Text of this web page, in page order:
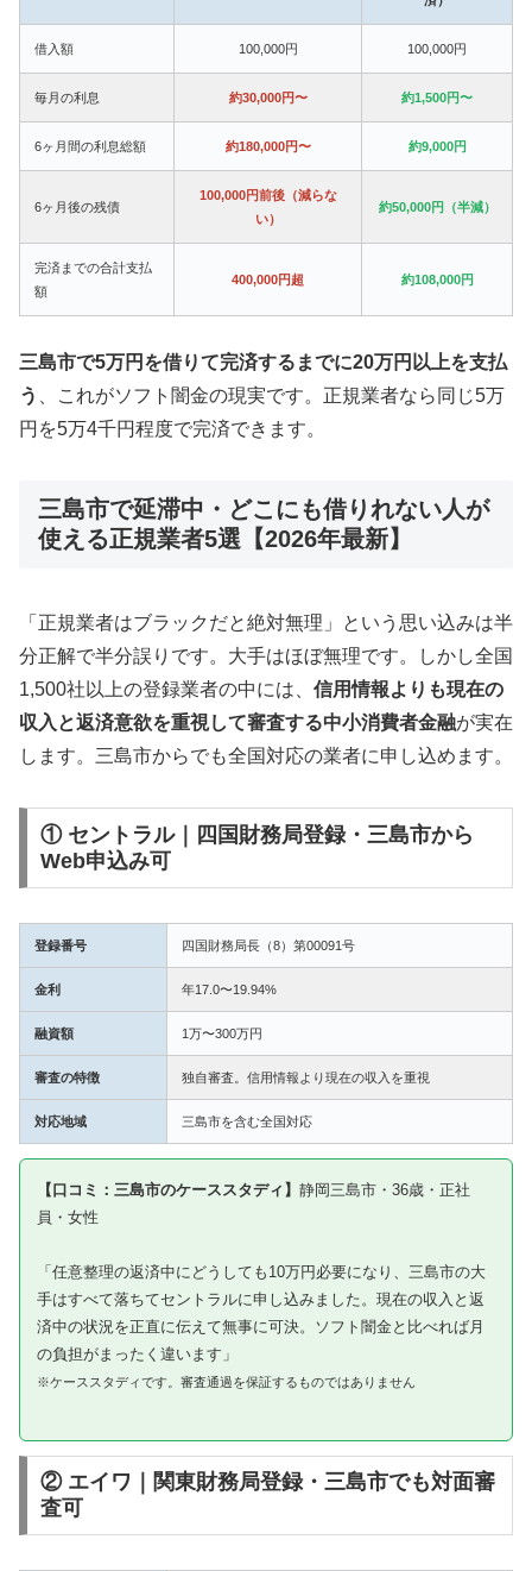
借入額 100,000円 100,000円
毎月の利息 約30,000円〜 約1,500円〜
6ヶ月間の利息総額 約180,000円〜 約9,000円
6ヶ月後の残債
100,000円前後（減らな
い）
約50,000円（半減）
完済までの合計支払
額
400,000円超 約108,000円
三島市で5万円を借りて完済するまでに20万円以上を支払
う
、これがソフト闇金の現実です。正規業者なら同じ5万
円を5万4千円程度で完済できます。
三島市で延滞中・どこにも借りれない人が
使える正規業者5選【2026年最新】
「正規業者はブラックだと絶対無理」という思い込みは半
分正解で半分誤りです。大手はほぼ無理です。しかし全国
1,500社以上の登録業者の中には、 信用情報よりも現在の
収入と返済意欲を重視して審査する中小消費者金融が実在
します。三島市からでも全国対応の業者に申し込めます。
① セントラル｜四国財務局登録・三島市から
Web申込み可
登録番号 四国財務局長（8）第00091号
金利 年17.0〜19.94%
融資額 1万〜300万円
審査の特徴 独自審査。信用情報より現在の収入を重視
対応地域 三島市を含む全国対応
【口コミ：三島市のケーススタディ】 静岡三島市・36歳・正社
員・女性
「任意整理の返済中にどうしても10万円必要になり、三島市の大
手はすべて落ちてセントラルに申し込みました。現在の収入と返
済中の状況を正直に伝えて無事に可決。ソフト闇金と比べれば月
の負担がまったく違います」
※ケーススタディです。審査通過を保証するものではありません
② エイワ｜関東財務局登録・三島市でも対面審
査可